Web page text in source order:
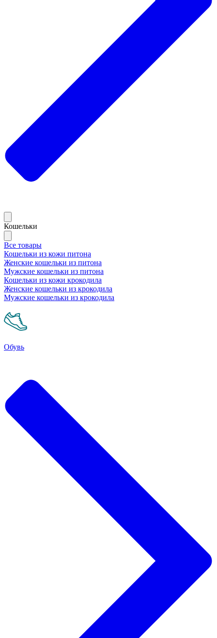
Кошельки
Все товары
Кошельки из кожи питона
Женские кошельки из питона
Мужские кошельки из питона
Кошельки из кожи крокодила
Женские кошельки из крокодила
Мужские кошельки из крокодила
Обувь